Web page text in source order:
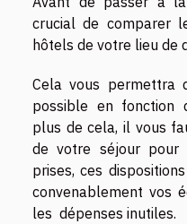
crucial de comparer
hôtels de votre lieu de
Cela vous permettra
possible en fonction
plus de cela, il vous
de votre séjour pour
prises, ces
convenablement vos
les dépenses inutiles.